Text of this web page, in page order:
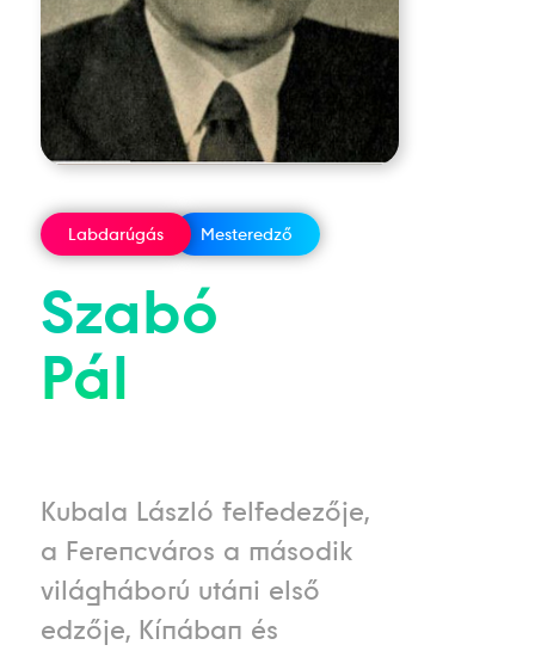
Labdarúgás Mesteredző
Szabó
Pál
Kubala László felfedezője,
a Ferencváros a második
világháború utáni első
edzője, Kínában és